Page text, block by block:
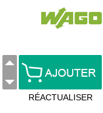
RÉACTUALISER